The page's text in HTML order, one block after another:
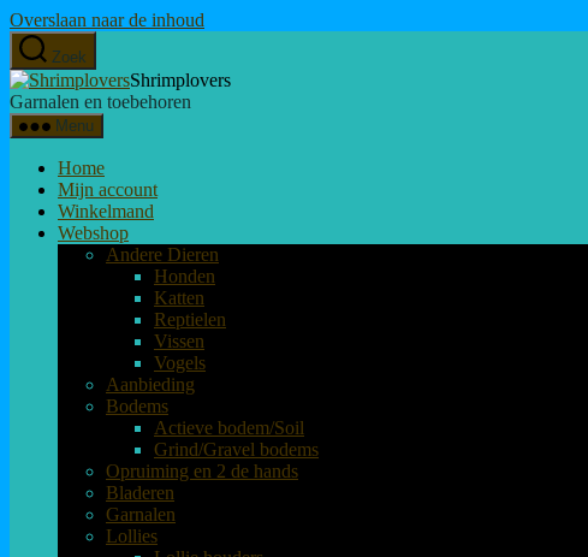
Overslaan naar de inhoud
Zoek
Shrimplovers
Garnalen en toebehoren
Menu
Home
Mijn account
Winkelmand
Webshop
Andere Dieren
Honden
Katten
Reptielen
Vissen
Vogels
Aanbieding
Bodems
Actieve bodem/Soil
Grind/Gravel bodems
Opruiming en 2 de hands
Bladeren
Garnalen
Lollies